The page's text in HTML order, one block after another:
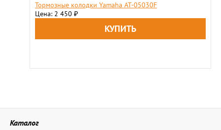
Тормозные колодки Yamaha AT-05030F
Цена: 2 450 ₽
Каталог